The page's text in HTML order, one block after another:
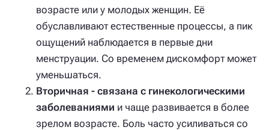
возрасте или у молодых женщин. Её
обуславливают естественные процессы, а пик
ощущений наблюдается в первые дни
менструации. Со временем дискомфорт может
уменьшаться.
Вторичная - связана с гинекологическими
заболеваниями и чаще развивается в более
зрелом возрасте. Боль часто усиливаться со